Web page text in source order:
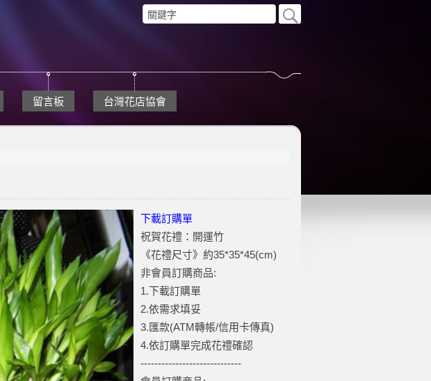
留言板 台灣花店協會
下載訂購單
祝賀花禮：開運竹
《花禮尺寸》約35*35*45(cm)
非會員訂購商品:
1.下載訂購單
2.依需求填妥
3.匯款(ATM轉帳/信用卡傳真)
4.依訂購單完成花禮確認
-----------------------------